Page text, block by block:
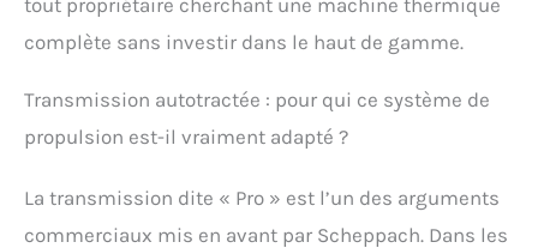
complète sans investir dans le haut de gamme.
Transmission autotractée : pour qui ce système de
propulsion est-il vraiment adapté ?
La transmission dite « Pro » est l’un des arguments
commerciaux mis en avant par Scheppach. Dans les